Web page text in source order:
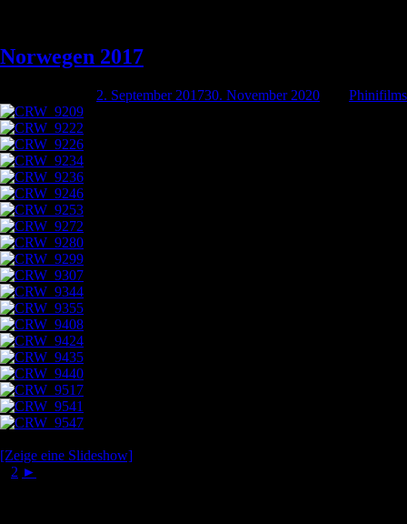
Norwegen 2017
2. September 201730. November 2020 Phinifilms
[Zeige eine Slideshow]
2 ►